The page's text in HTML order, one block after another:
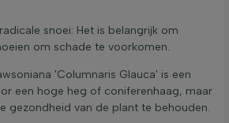
snoei: Het is belangrijk om
om schade te voorkomen.
'Columnaris Glauca' is een
een hoge heg of coniferenhaag, maar
gezondheid van de plant te behouden.